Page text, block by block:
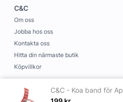
C&C
Om oss
Jobba hos oss
Kontakta oss
Hitta din närmaste butik
Köpvillkor
Information
Leverans och betalning